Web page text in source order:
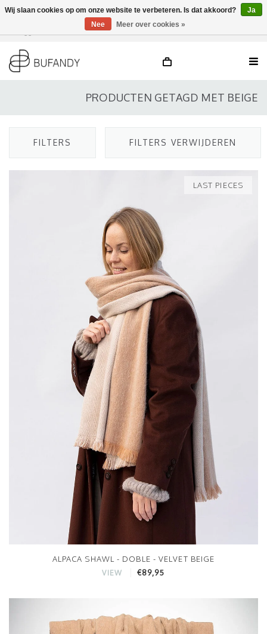
DE / EN
PRODUCTEN GETAGD MET BEIGE
FILTERS FILTERS VERWIJDEREN
LAST PIECES
ALPACA SHAWL - DOBLE - VELVET BEIGE
VIEW €89,95
Wij slaan cookies op om onze website te verbeteren. Is dat akkoord?
Ja
Nee
Meer over cookies »